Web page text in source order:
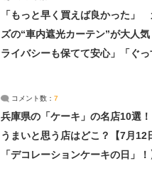
「もっと早く買えば良かった」
ズの“車内遮光カーテン”が大人
ライバシーも保てて安心」「ぐっ
コメント数： 7
兵庫県の「ケーキ」の名店10選
うまいと思う店はどこ？【7月12
「デコレーションケーキの日」！